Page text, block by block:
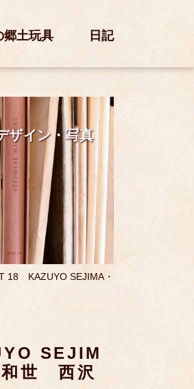
郷土玩具 日記
ザイン・写真
18 KAZUYO SEJIMA・
SEJIM
和世 西沢